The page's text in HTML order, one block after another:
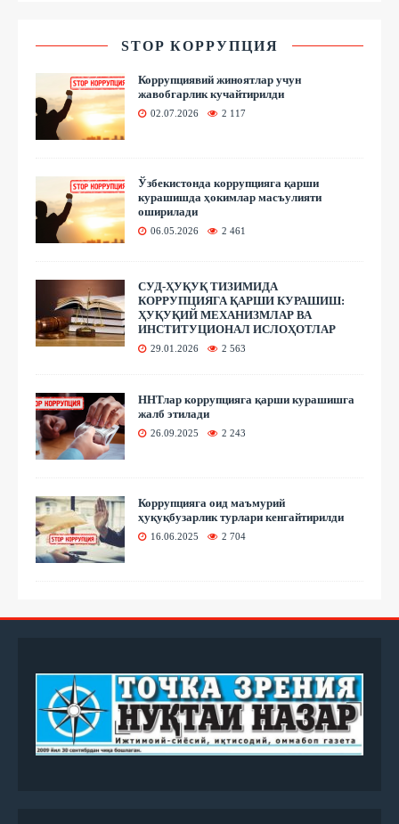
STOP КОРРУПЦИЯ
Коррупциявий жиноятлар учун
жавобгарлик кучайтирилди
02.07.2026 2 117
Ўзбекистонда коррупцияга қарши
курашишда ҳокимлар масъулияти
оширилади
06.05.2026 2 461
СУД-ҲУҚУҚ ТИЗИМИДА
КОРРУПЦИЯГА ҚАРШИ КУРАШИШ:
ҲУҚУҚИЙ МЕХАНИЗМЛАР ВА
ИНСТИТУЦИОНАЛ ИСЛОҲОТЛАР
29.01.2026 2 563
ННТлар коррупцияга қарши курашишга
жалб этилади
26.09.2025 2 243
Коррупцияга оид маъмурий
ҳуқуқбузарлик турлари кенгайтирилди
16.06.2025 2 704